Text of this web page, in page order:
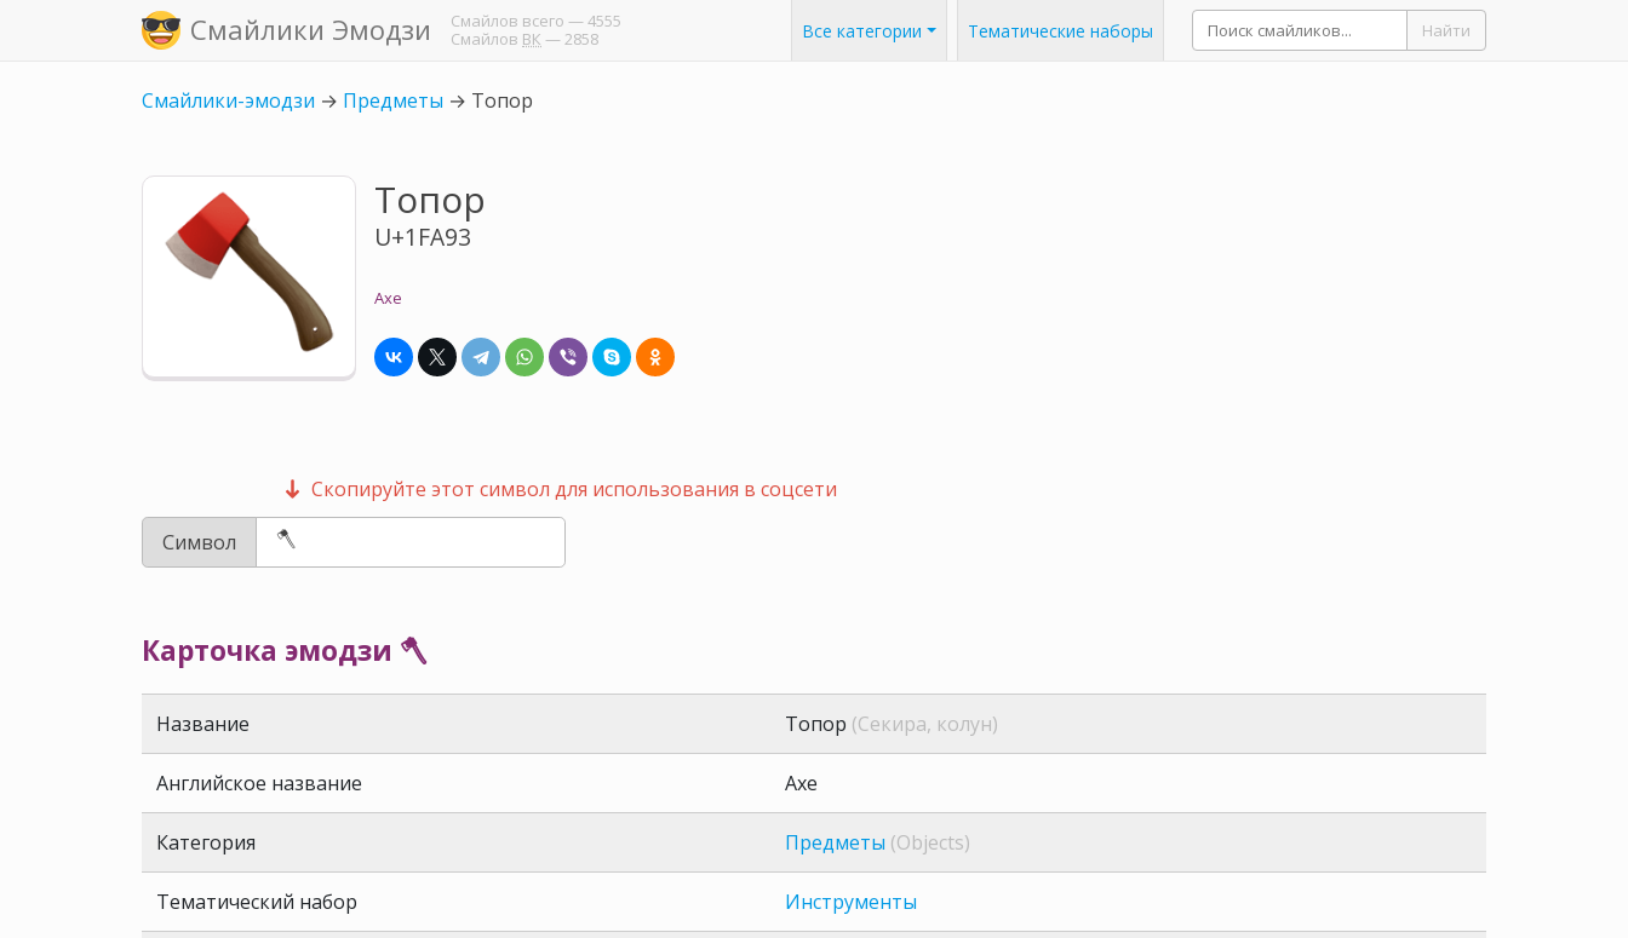
Смайлики Эмодзи Смайлов всего — 4555
Смайлов ВК — 2858 Все категории Тематические наборы Найти
Смайлики-эмодзи → Предметы → Топор
Топор
U+1FA93
Axe
Скопируйте этот символ для использования в соцсети
Символ
Карточка эмодзи 🪓
Название Топор (Секира, колун)
Английское название Axe
Категория Предметы (Objects)
Тематический набор Инструменты